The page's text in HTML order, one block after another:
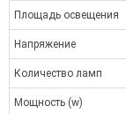
Площадь освещения
Напряжение
Количество ламп
Мощность (w)